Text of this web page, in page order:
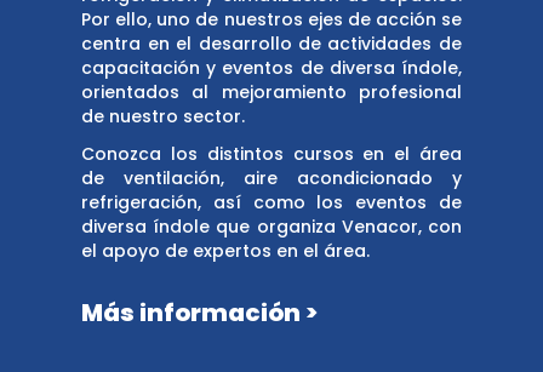
Por ello, uno de nuestros ejes de acción se
centra en el desarrollo de actividades de
capacitación y eventos de diversa índole,
orientados al mejoramiento profesional
de nuestro sector.
Conozca los distintos cursos en el área
de ventilación, aire acondicionado y
refrigeración, así como los eventos de
diversa índole que organiza Venacor, con
el apoyo de expertos en el área.
Más información >